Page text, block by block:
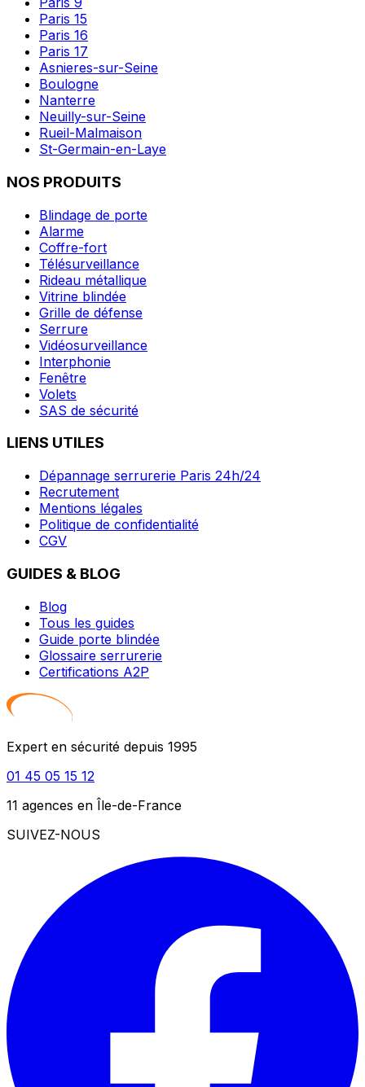
Paris 15
Paris 16
Paris 17
Asnieres-sur-Seine
Boulogne
Nanterre
Neuilly-sur-Seine
Rueil-Malmaison
St-Germain-en-Laye
NOS PRODUITS
Blindage de porte
Alarme
Coffre-fort
Télésurveillance
Rideau métallique
Vitrine blindée
Grille de défense
Serrure
Vidéosurveillance
Interphonie
Fenêtre
Volets
SAS de sécurité
LIENS UTILES
Dépannage serrurerie Paris 24h/24
Recrutement
Mentions légales
Politique de confidentialité
CGV
GUIDES & BLOG
Blog
Tous les guides
Guide porte blindée
Glossaire serrurerie
Certifications A2P
Expert en sécurité depuis 1995
01 45 05 15 12
11 agences en Île-de-France
SUIVEZ-NOUS